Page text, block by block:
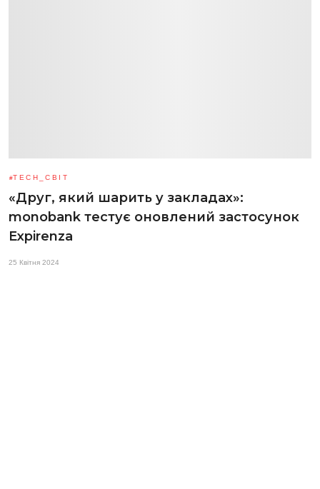
TECH_СВІТ
«Друг, який шарить у закладах»:
monobank тестує оновлений застосунок
Expirenza
25 Квітня 2024